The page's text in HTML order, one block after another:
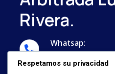
Rivera.
Whatsap:
...
Respetamos su privacidad